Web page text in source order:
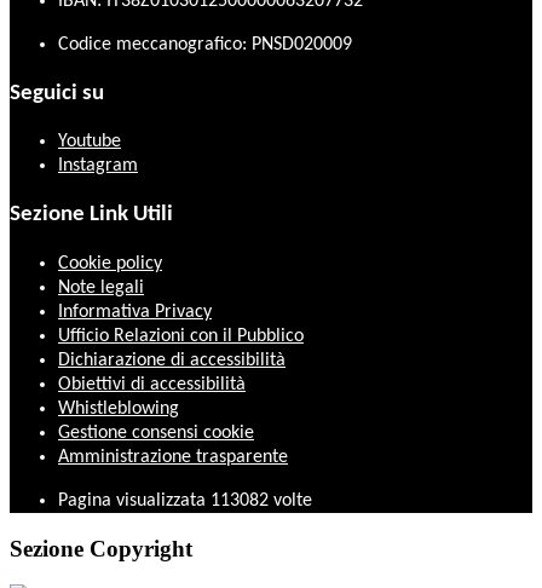
Codice meccanografico: PNSD020009
Seguici su
Youtube
Instagram
Sezione Link Utili
Cookie policy
Note legali
Informativa Privacy
Ufficio Relazioni con il Pubblico
Dichiarazione di accessibilità
Obiettivi di accessibilità
Whistleblowing
Gestione consensi cookie
Amministrazione trasparente
Pagina visualizzata 113082 volte
Sezione Copyright